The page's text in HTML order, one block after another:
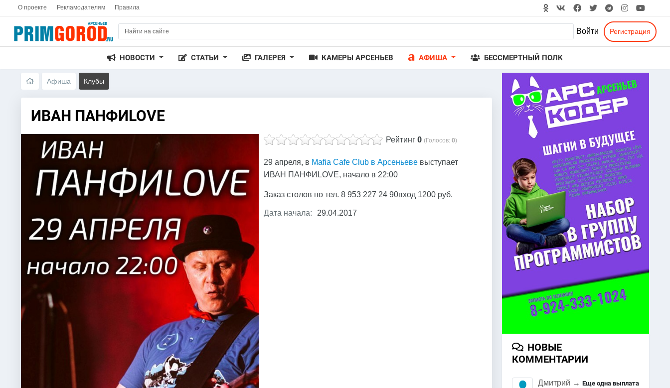
О проекте Рекламодателям Правила
Войти Регистрация
НОВОСТИ СТАТЬИ ГАЛЕРЕЯ КАМЕРЫ АРСЕНЬЕВ АФИША БЕССМЕРТНЫЙ ПОЛК
Афиша Клубы
ИВАН ПАНФИLOVE​
Рейтинг 0 (Голосов:0)
29 апреля, в Mafia Cafe Club в Арсеньеве выступает
ИВАН ПАНФИLOVE, начало в 22:00
Заказ столов по тел. 8 953 227 24 90вход 1200 руб.
Дата начала: 29.04.2017
НОВЫЕ
КОММЕНТАРИИ
Дмитрий →Еще одна выплата